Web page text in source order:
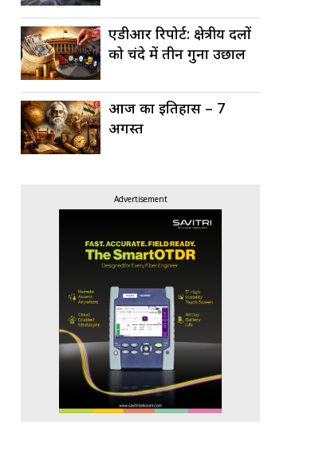
एडीआर रिपोर्ट: क्षेत्रीय दलों
को चंदे में तीन गुना उछाल
आज का इतिहास – 7
अगस्त
Advertisement